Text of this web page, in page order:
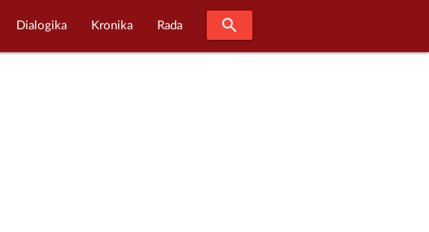
Dialogika Kronika Rada search